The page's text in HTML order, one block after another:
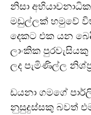
නිසා
මඩුල්ලක් හමුවේ
දෙකට එක යන
ලාංකික
ලද පැමිණිල්ල
ඩයනා ගමගේ
නුසුදුස්සකු බවත්